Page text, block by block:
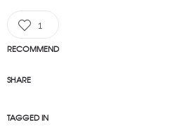
1
RECOMMEND
SHARE
TAGGED IN